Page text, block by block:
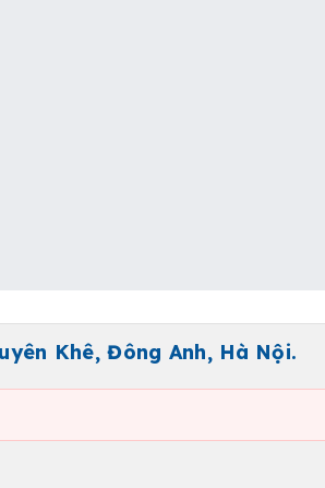
Khê, Đông Anh, Hà Nội.